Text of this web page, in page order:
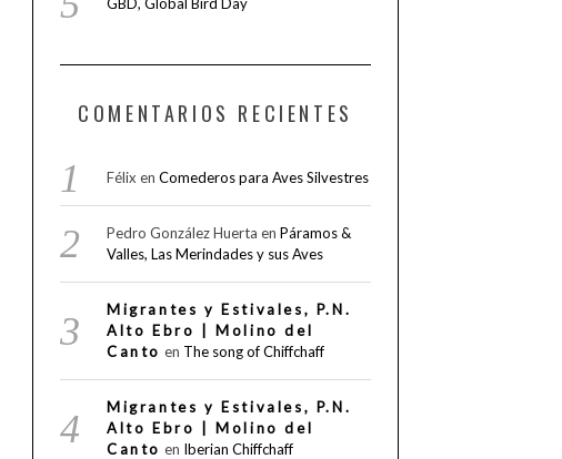
COMENTARIOS RECIENTES
Félix en Comederos para Aves Silvestres
Pedro González Huerta en Páramos &
Valles, Las Merindades y sus Aves
Migrantes y Estivales, P.N.
Alto Ebro | Molino del
Canto en The song of Chiffchaff
Migrantes y Estivales, P.N.
Alto Ebro | Molino del
Canto en Iberian Chiffchaff